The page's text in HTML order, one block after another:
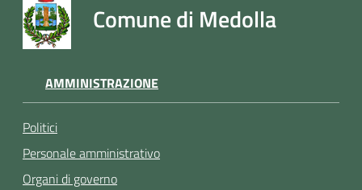
Comune di Medolla
AMMINISTRAZIONE
Politici
Personale amministrativo
Organi di governo